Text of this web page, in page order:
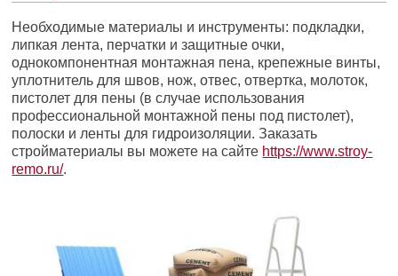
Необходимые материалы и инструменты: подкладки,
липкая лента, перчатки и защитные очки,
однокомпонентная монтажная пена, крепежные винты,
уплотнитель для швов, нож, отвес, отвертка, молоток,
пистолет для пены (в случае использования
профессиональной монтажной пены под пистолет),
полоски и ленты для гидроизоляции. Заказать
стройматериалы вы можете на сайте https://www.stroy-
remo.ru/.